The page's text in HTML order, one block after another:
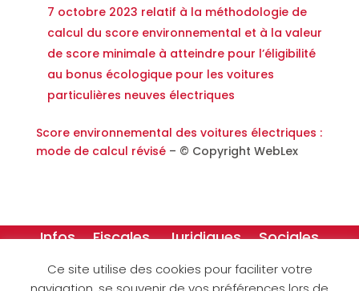
7 octobre 2023 relatif à la méthodologie de
calcul du score environnemental et à la valeur
de score minimale à atteindre pour l’éligibilité
au bonus écologique pour les voitures
particulières neuves électriques
Score environnemental des voitures électriques :
mode de calcul révisé– © Copyright WebLex
Infos Fiscales Juridiques
Sociales
Créateurs
Dessins
Ce site utilise des cookies pour faciliter votre